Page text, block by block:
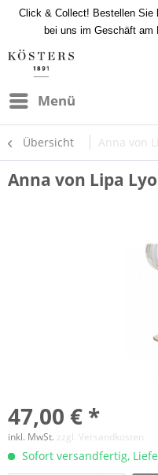
Click & Collect! Bestellen Sie
bei uns im Geschäft am
Menü
Übersicht Anna von
Anna von Lipa
47,00 € *
inkl. MwSt. zzgl. Versandkosten
Sofort versandfertig,